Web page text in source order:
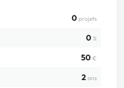
0 projets
0 %
50 €
2 ans